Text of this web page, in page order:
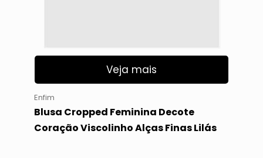
Veja mais
Enfim
Blusa Cropped Feminina Decote
Coração Viscolinho Alças Finas Lilás